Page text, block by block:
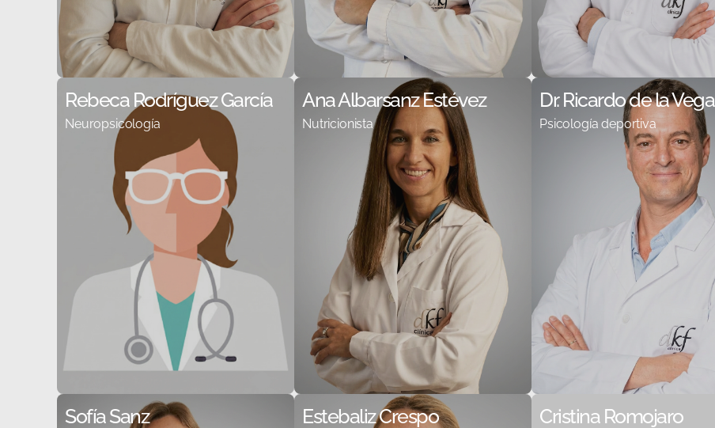
Rebeca Rodríguez García
Neuropsicología
Ana Albarsanz Estévez
Nutricionista
Dr. Ricardo de la Vega
Psicología deportiva
Sofía Sanz Estebaliz Crespo Cristina Romojaro